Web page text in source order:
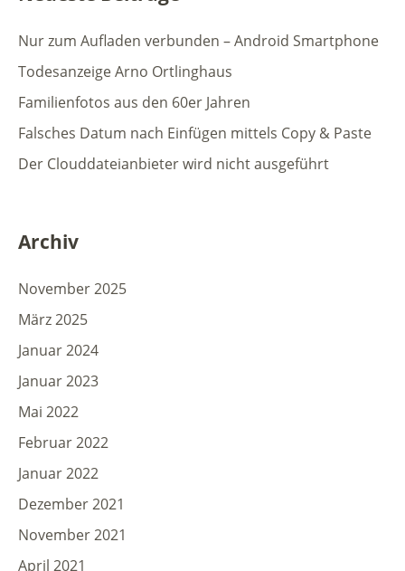
Nur zum Aufladen verbunden – Android Smartphone
Todesanzeige Arno Ortlinghaus
Familienfotos aus den 60er Jahren
Falsches Datum nach Einfügen mittels Copy & Paste
Der Clouddateianbieter wird nicht ausgeführt
Archiv
November 2025
März 2025
Januar 2024
Januar 2023
Mai 2022
Februar 2022
Januar 2022
Dezember 2021
November 2021
April 2021